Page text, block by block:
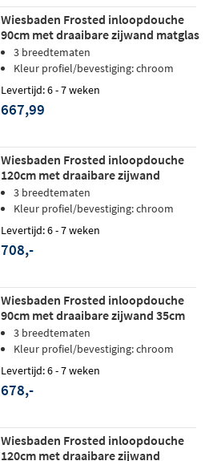
Wiesbaden Frosted inloopdouche
90cm met draaibare zijwand matglas
- rechts
3 breedtematen
Kleur profiel/bevestiging: chroom
Levertijd: 6 - 7 weken
667,99
Wiesbaden Frosted inloopdouche
120cm met draaibare zijwand
matglas - rechts
3 breedtematen
Kleur profiel/bevestiging: chroom
Levertijd: 6 - 7 weken
708,-
Wiesbaden Frosted inloopdouche
90cm met draaibare zijwand 35cm
matglas - links
3 breedtematen
Kleur profiel/bevestiging: chroom
Levertijd: 6 - 7 weken
678,-
Wiesbaden Frosted inloopdouche
120cm met draaibare zijwand